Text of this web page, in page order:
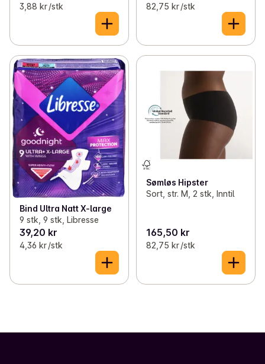
3,88 kr /stk 82,75 kr /stk
Bind Ultra Natt X-large
9 stk, 9 stk, Libresse
39,20 kr
4,36 kr /stk
Sømløs Hipster
Sort, str. M, 2 stk, Inntil
165,50 kr
82,75 kr /stk